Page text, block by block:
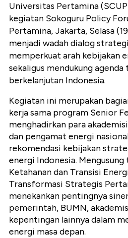
Universitas Pertamina
kegiatan Sokoguru Policy
Pertamina, Jakarta, Selasa
menjadi wadah dialog
memperkuat arah kebijakan
sekaligus mendukung
berkelanjutan Indonesia.
Kegiatan ini merupakan
kerja sama program Senior
menghadirkan para
dan pengamat energi
rekomendasi kebijakan
energi Indonesia.
Ketahanan dan Transisi
Transformasi Strategis
menekankan pentingnya
pemerintah, BUMN,
kepentingan lainnya dalam
energi masa depan.